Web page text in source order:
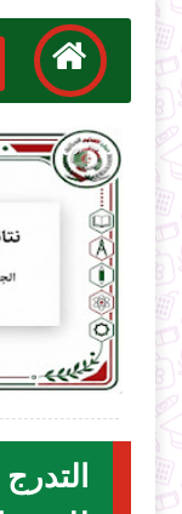
2026-07-31
ecoledz.net